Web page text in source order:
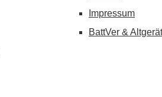
Impressum
BattVer &